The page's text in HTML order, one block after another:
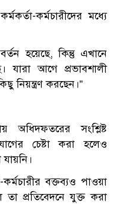
কর্মচারীদের মধ্যে
হয়েছে, কিন্তু এখানে
আগে প্রভাবশালী
নিয়ন্ত্রণ করছেন।”
সংশ্লিষ্ট
চেষ্টা করা হলেও
বক্তব্যও পাওয়া
তা প্রতিবেদনে যুক্ত করা